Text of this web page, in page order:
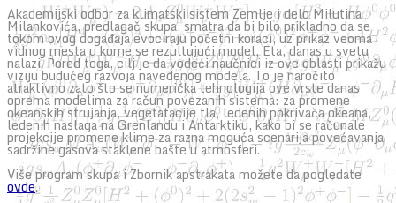
Akademijski odbor za klimatski sistem Zemlje i delo Milutina
Milankovića, predlagač skupa, smatra da bi bilo prikladno da se
tokom ovog događaja evociraju početni koraci, uz prikaz veoma
vidnog mesta u kome se rezultujući model, Eta, danas u svetu
nalazi. Pored toga, cilj je da vodeći naučnici iz ove oblasti prikažu
viziju budućeg razvoja navedenog modela. To je naročito
atraktivno zato što se numerička tehnologija ove vrste danas
oprema modelima za račun povezanih sistema: za promene
okeanskih strujanja, vegetatacije tla, ledenih pokrivača okeana,
ledenih naslaga na Grenlandu i Antarktiku, kako bi se računale
projekcije promene klime za razna moguća scenarija povećavanja
sadržine gasova staklene bašte u atmosferi.
Više program skupa i Zbornik apstrakata možete da pogledate
ovde.